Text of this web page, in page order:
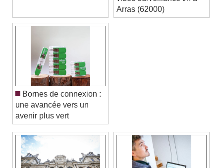
Video Player is loading.
Play Video
Skip Forward
Unmute
vidéo surveillance f/h à
Arras (62000)
Bornes de connexion :
une avancée vers un
avenir plus vert